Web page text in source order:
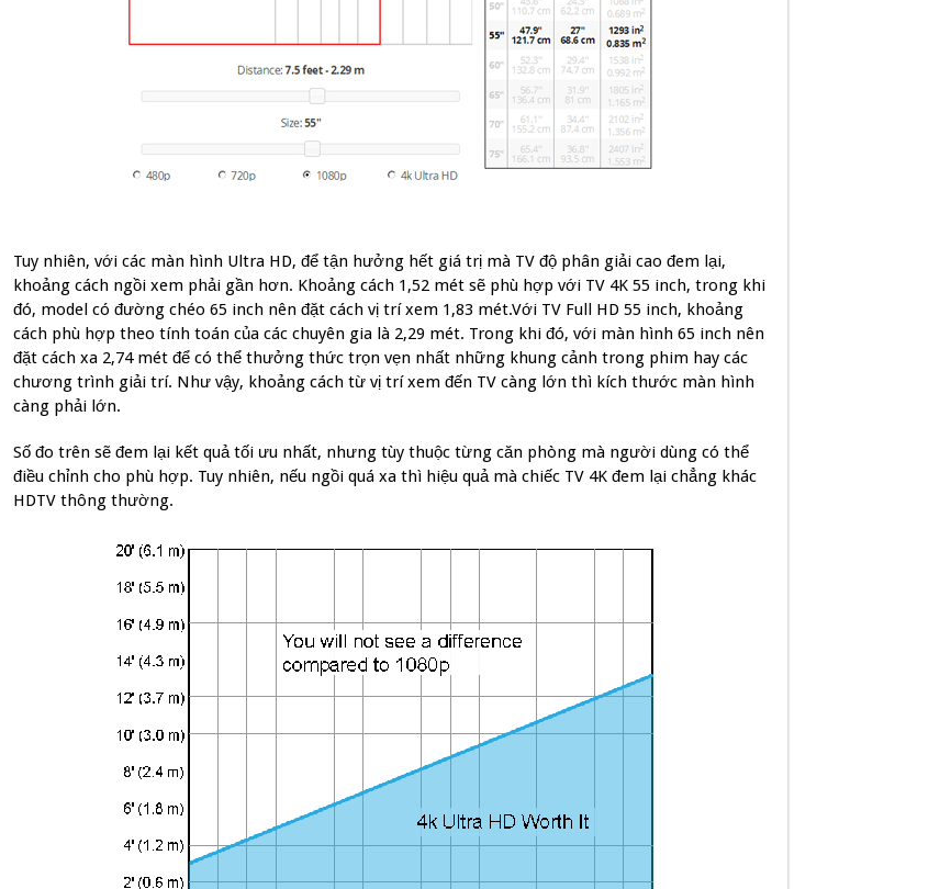
Tuy nhiên, với các màn hình Ultra HD, để tận hưởng hết giá trị mà TV độ phân giải cao đem lại,
khoảng cách ngồi xem phải gần hơn. Khoảng cách 1,52 mét sẽ phù hợp với TV 4K 55 inch, trong khi
đó, model có đường chéo 65 inch nên đặt cách vị trí xem 1,83 mét.Với TV Full HD 55 inch, khoảng
cách phù hợp theo tính toán của các chuyên gia là 2,29 mét. Trong khi đó, với màn hình 65 inch nên
đặt cách xa 2,74 mét để có thể thưởng thức trọn vẹn nhất những khung cảnh trong phim hay các
chương trình giải trí. Như vậy, khoảng cách từ vị trí xem đến TV càng lớn thì kích thước màn hình
càng phải lớn.
Số đo trên sẽ đem lại kết quả tối ưu nhất, nhưng tùy thuộc từng căn phòng mà người dùng có thể
điều chỉnh cho phù hợp. Tuy nhiên, nếu ngồi quá xa thì hiệu quả mà chiếc TV 4K đem lại chẳng khác
HDTV thông thường.